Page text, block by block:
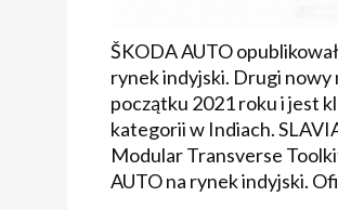
ŠKODA AUTO
rynek indyjski. Drugi nowy
początku 2021 roku i jest
kategorii w Indiach.
Modular Transverse
AUTO na rynek indyjski.